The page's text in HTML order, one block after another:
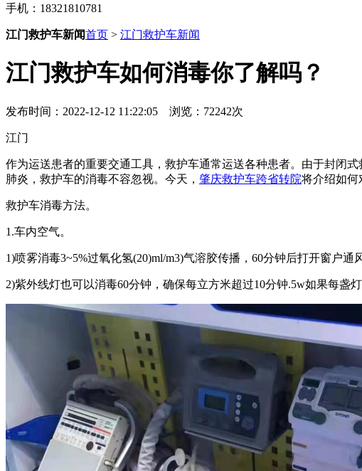
手机：18321810781
江门救护车新闻首页 > 江门救护车新闻
江门救护车如何消毒你了解吗？
发布时间：2022-12-12 11:22:05 浏览：72242次
江门
作为运送患者的重要交通工具，救护车通常运送各种患者。由于封闭
肺炎，救护车的消毒不容忽视。今天， 肇庆救护车跨省转院将介绍如何
救护车消毒方法。
1.车内空气。
1)喷雾消毒3~5%过氧化氢(20)ml/m3)气溶胶传播，60分钟后打开窗户
2)紫外线灯也可以消毒60分钟，确保每立方米超过10分钟.5w如果每盏